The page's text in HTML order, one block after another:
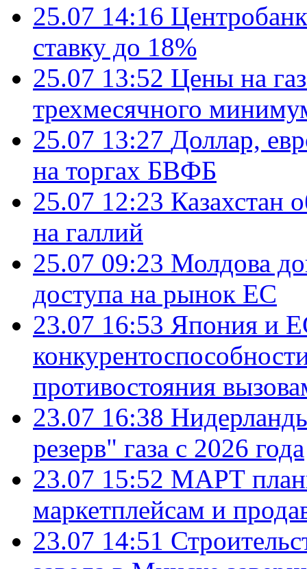
25.07 14:16
ставку до 18%
25.07 13:52 Цены на
трехмесячного
25.07 13:27 Доллар,
на торгах БВФБ
25.07 12:23 Казахстан
на галлий
25.07 09:23 Молдова
доступа на рынок ЕС
23.07 16:53 Япония и
противостояния
23.07 16:38
резерв" газа с 2026 года
23.07 15:52 МАРТ
маркетплейсам и
23.07 14:51